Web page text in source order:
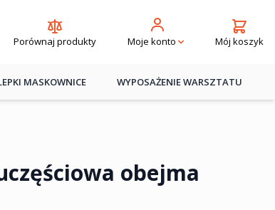
Porównaj produkty Moje konto Mój koszyk
MASKOWNICE WYPOSAŻENIE WARSZTATU
obejma